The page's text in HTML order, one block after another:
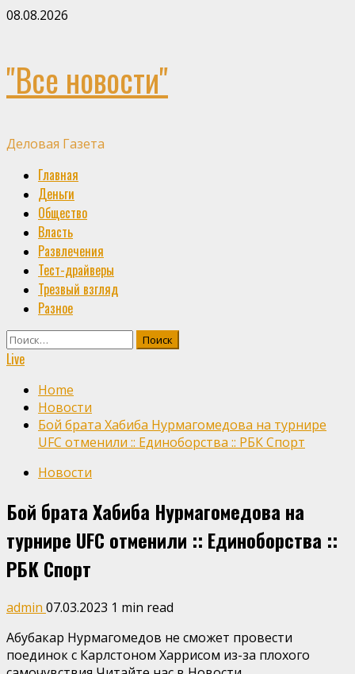
Skip
08.08.2026
"Все новости"
Деловая Газета
Primary
Menu
Главная
Деньги
Общество
Власть
Развлечения
Тест-драйверы
Трезвый взгляд
Разное
Найти:
Live
Home
Новости
Бой брата Хабиба Нурмагомедова на турнире
UFC отменили :: Единоборства :: РБК Спорт
Новости
Бой брата Хабиба Нурмагомедова на
турнире UFC отменили :: Единоборства ::
РБК Спорт
admin 07.03.2023 1 min read
Абубакар Нурмагомедов не сможет провести
поединок с Карлстоном Харрисом из-за плохого